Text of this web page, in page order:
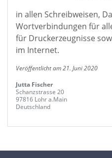
in allen Schreibweisen,
Wortverbindungen für
für Druckerzeugnisse
im Internet.
Veröffentlicht am 21. Juni 2020
Jutta Fischer
Schanzstrasse 20
97816 Lohr a.Main
Deutschland